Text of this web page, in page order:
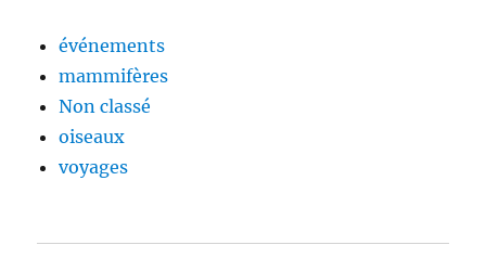
événements
mammifères
Non classé
oiseaux
voyages